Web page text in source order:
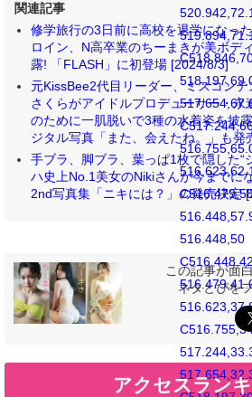
516.448,50
関連記事
修学旅行の3日前に高校を退学になっ
ロイン、N高卒業のちーまきが美ボデ
露! 「FLASH」に初登場 [2024/8/3]
元KissBee2代目リーダー、ミスコン
さくらがアイドルプロデューサー・永
のために一肌脱いで3種の水着姿を披
ジタル写真「また、会えたね。」も発
手ブラ、脚ブラ、葉っぱ1枚で隠した“
ハ史上No.1美女のNikiさんが今までに
2nd写真集「ニキには？」の発売決定
この記事が面
ネタとぴを
アクセスラン